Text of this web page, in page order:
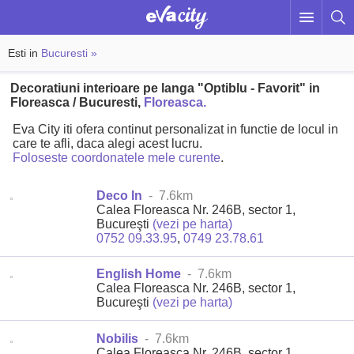
Esti in Bucuresti »
Decoratiuni interioare pe langa "Optiblu - Favorit" in
Floreasca / Bucuresti, Floreasca.
Eva City iti ofera continut personalizat in functie de locul in
care te afli, daca alegi acest lucru.
Foloseste coordonatele mele curente.
Deco In - 7.6km
Calea Floreasca Nr. 246B, sector 1,
Bucureşti (vezi pe harta)
0752 09.33.95,0749 23.78.61
English Home - 7.6km
Calea Floreasca Nr. 246B, sector 1,
Bucureşti (vezi pe harta)
Nobilis - 7.6km